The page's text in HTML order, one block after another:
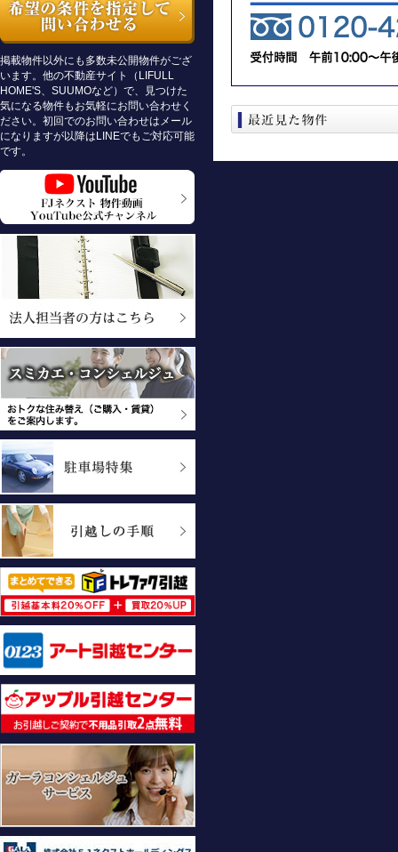
掲載物件以外にも多数未公開物件がござ
います。他の不動産サイト（LIFULL
HOME'S、SUUMOなど）で、見つけた
気になる物件もお気軽にお問い合わせく
ださい。初回でのお問い合わせはメール
になりますが以降はLINEでもご対応可能
です。